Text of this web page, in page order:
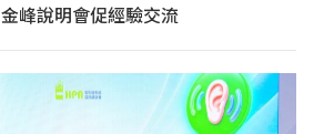
峰說明會促經驗交流